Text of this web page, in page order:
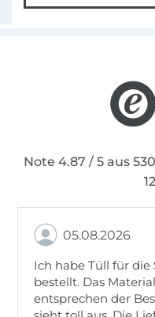
Note 4.87 / 5 aus
05.08.2026
Ich habe Tüll für
bestellt. Das
entsprechen der